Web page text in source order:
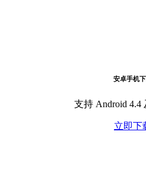
安卓手机
支持 Android 4.4
立即下